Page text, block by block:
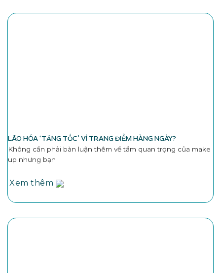
LÃO HÓA ‘TĂNG TỐC’ VÌ TRANG ĐIỂM HÀNG NGÀY?
Không cần phải bàn luận thêm về tầm quan trọng của make
up nhưng bạn
Xem thêm